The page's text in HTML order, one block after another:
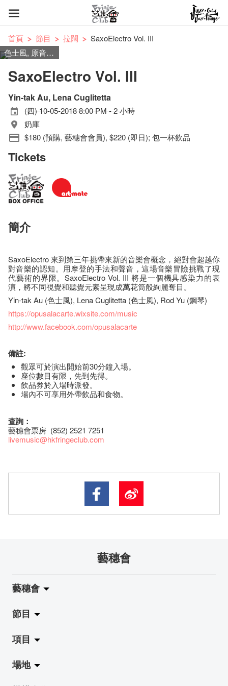
首頁 節目 拉闊
SaxoElectro Vol. III
色士風, 原音, 電子
SaxoElectro Vol. III
Yin-tak Au, Lena Cuglitetta
(四) 10-05-2018 8:00 PM - 2 小時
奶庫
$180 (預購, 藝穗會會員), $220 (即日); 包一杯飲品
Tickets
簡介
SaxoElectro 來到第三年挑帶來新的音樂會概念，絕對會超越你
對音樂的認知。用摩登的手法和聲音，這場音樂冒險挑戰了現
代藝術的界限。SaxoElectro Vol. III 將是一個機具感染力的表
演，將不同視覺和聽覺元素呈現成萬花筒般絢麗奪目。
Yin-tak Au (色士風), Lena Cuglitetta (色士風), Rod Yu (鋼琴)
https://opusalacarte.wixsite.com/music
http://www.facebook.com/opusalacarte
備註:
觀眾可於演出開始前30分鐘入場。
座​位​數目​有​限​，先到先得。
飲品券於入場時派發。
場內不可享用外帶飲品和食物。
查詢：
藝穗會票房 (852) 2521 7251
livemusic@hkfringeclub.com
藝穗會
藝穗會
關於藝穗會
藝穗會的演化
使命與宗旨
節目
拉闊
展覽
項目
Jazz-Go-Central, Jazz-Go-Fringe
場地